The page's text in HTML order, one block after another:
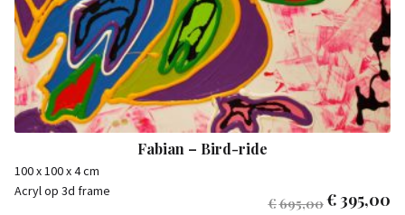
Fabian – Bird-ride
100 x 100 x 4 cm
Acryl op 3d frame
€695,00€ 395,00